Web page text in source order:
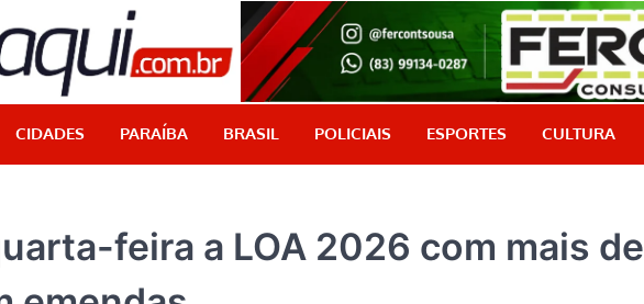
PB Aqui
Jornalismo com credibilidade, é aqui!
CIDADES PARAÍBA BRASIL POLICIAIS ESPORTES CULTURA
feira a LOA 2026 com mais de